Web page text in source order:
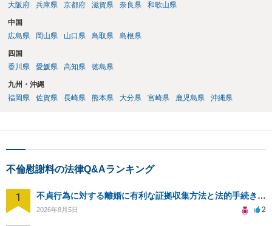
大阪府
兵庫県 京都府 滋賀県 奈良県 和歌山県
中国
広島県
岡山県 山口県 鳥取県 島根県
四国
香川県
愛媛県 高知県 徳島県
九州・沖縄
福岡県
佐賀県 長崎県 熊本県 大分県 宮崎県 鹿児島県 沖縄県
不倫慰謝料の法律Q&Aランキング
1 不貞行為に対する離婚に有利な証拠収集方法と法的手続きについて
2026年8月5日 2